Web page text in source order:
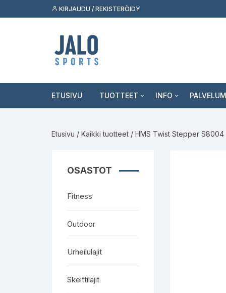
suoraan
KIRJAUDU / REKISTERÖIDY
ETUSIVU TUOTTEET
Skeittilajit
INFO
Etusivu / Kaikki tuotteet / HMS Twist Stepper S8004
OSASTOT
Fitness
Outdoor
Urheilulajit
Skeittilajit